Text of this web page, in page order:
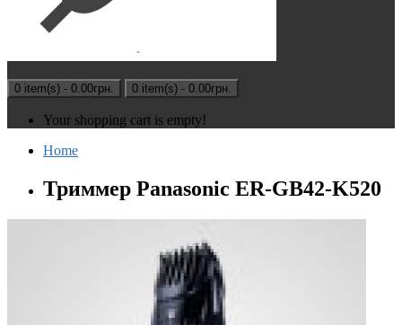
0 item(s) - 0.00грн. 0 item(s) - 0.00грн.
Your shopping cart is empty!
Home
Триммер Panasonic ER-GB42-K520